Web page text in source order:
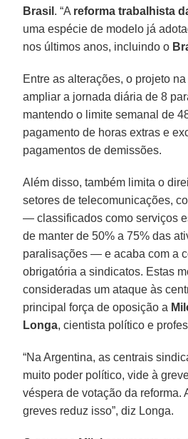
Brasil . “A reforma trabalhista
uma espécie de modelo já
nos últimos anos, incluindo o
Entre as alterações, o projeto
ampliar a jornada diária de 8
mantendo o limite semanal de
pagamento de horas extras e
pagamentos de demissões.
Além disso, também limita o
setores de telecomunicações,
— classificados como serviços
de manter de 50% a 75% das
paralisações — e acaba com a
obrigatória a sindicatos. Estas
consideradas um ataque às
principal força de oposição a
Longa, cientista político e
“Na Argentina, as centrais
muito poder político, vide à
véspera de votação da reforma.
greves reduz isso”, diz Longa.